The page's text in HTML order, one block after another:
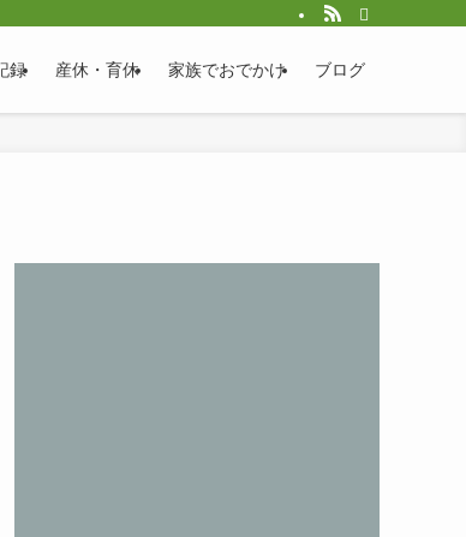
録 産休・育休 家族でおでかけ ブログ